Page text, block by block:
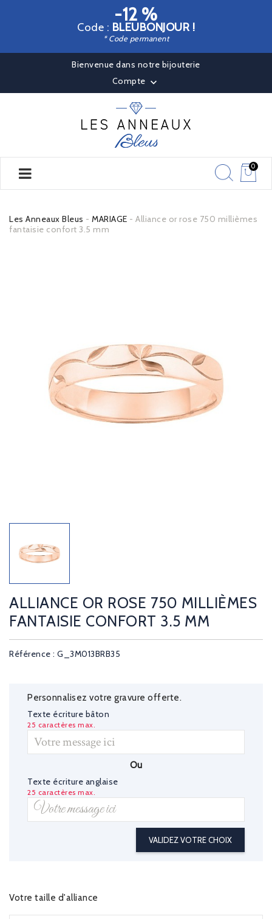
-12 %
Code : BLEUBONJOUR !
* Code permanent
Bienvenue dans notre bijouterie
Compte 
0
Les Anneaux Bleus MARIAGE
Alliance or rose 750 millièmes
fantaisie confort 3.5 mm
ALLIANCE OR ROSE 750 MILLIÈMES
FANTAISIE CONFORT 3.5 MM
Référence : G_3M013BRB35
Personnalisez votre gravure offerte.
Texte écriture bâton
25 caractères max.
Ou
Texte écriture anglaise
25 caractères max.
VALIDEZ VOTRE CHOIX
Votre taille d'alliance